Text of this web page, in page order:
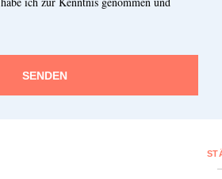
SENDEN